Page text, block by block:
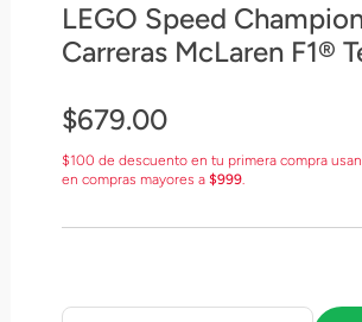
LEGO Speed
Carreras McLaren F1®
$679.00
$100 de descuento en tu primera compra
en compras mayores a $999.